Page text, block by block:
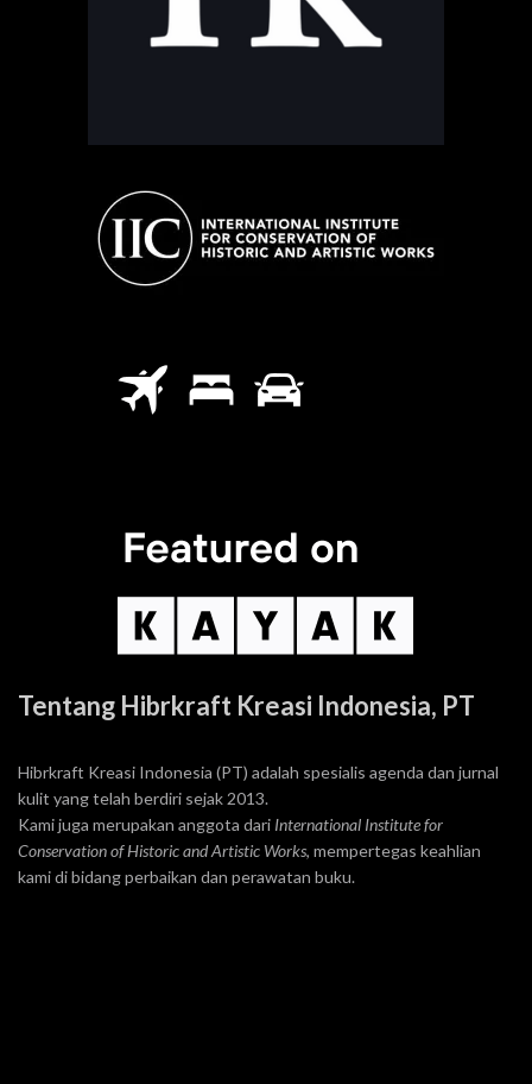
Tentang Hibrkraft Kreasi Indonesia, PT
Hibrkraft Kreasi Indonesia (PT) adalah spesialis agenda dan jurnal
kulit yang telah berdiri sejak 2013.
Kami juga merupakan anggota dari International Institute for
Conservation of Historic and Artistic Works, mempertegas keahlian
kami di bidang perbaikan dan perawatan buku.